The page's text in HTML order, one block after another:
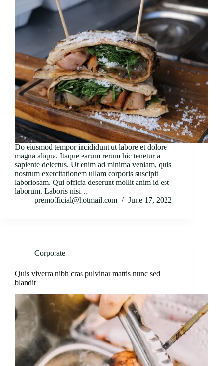
Do eiusmod tempor incididunt ut labore et dolore
magna aliqua. Itaque earum rerum hic tenetur a
sapiente delectus. Ut enim ad minima veniam, quis
nostrum exercitationem ullam corporis suscipit
laboriosam. Qui officia deserunt mollit anim id est
laborum. Laboris nisi…
premofficial@hotmail.com
June 17, 2022
Corporate
Quis viverra nibh cras pulvinar mattis nunc sed
blandit